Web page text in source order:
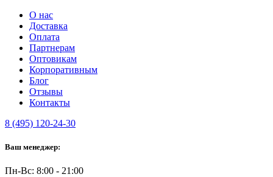
О нас
Доставка
Оплата
Партнерам
Оптовикам
Корпоративным
Блог
Отзывы
Контакты
8 (495) 120-24-30
Ваш менеджер:
Пн-Вс: 8:00 - 21:00